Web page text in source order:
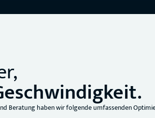
Beratung haben wir folgende umfassenden